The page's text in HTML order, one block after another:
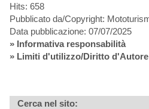
Hits: 658
Pubblicato da/Copyright:
Data pubblicazione: 07/07/2025
» Informativa responsabilità
» Limiti d'utilizzo/Diritto d'Autore
Cerca nel sito: